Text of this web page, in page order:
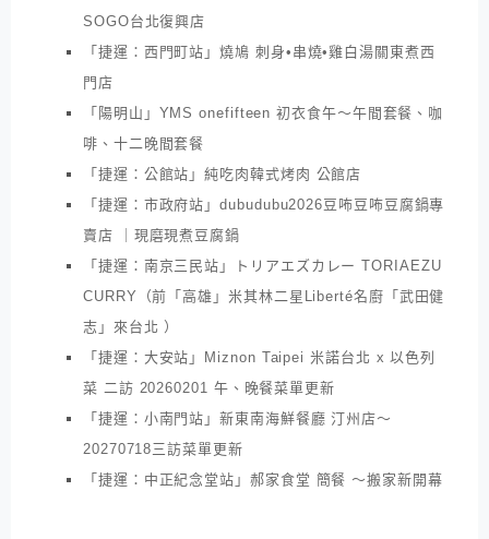
SOGO台北復興店
「捷運：西門町站」燒鳩 刺身•串燒•雞白湯關東煮西
門店
「陽明山」YMS onefifteen 初衣食午～午間套餐、咖
啡、十二晚間套餐
「捷運：公館站」純吃肉韓式烤肉 公館店
「捷運：市政府站」dubudubu2026豆咘豆咘豆腐鍋專
賣店 ｜現磨現煮豆腐鍋
「捷運：南京三民站」トリアエズカレー TORIAEZU
CURRY（前「高雄」米其林二星Liberté名廚「武田健
志」來台北 ）
「捷運：大安站」Miznon Taipei 米諾台北 x 以色列
菜 二訪 20260201 午、晚餐菜單更新
「捷運：小南門站」新東南海鮮餐廳 汀州店～
20270718三訪菜單更新
「捷運：中正紀念堂站」郝家食堂 簡餐 ～搬家新開幕